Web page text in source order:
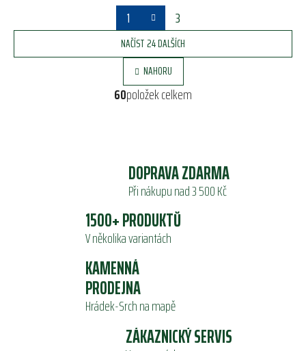
O
v
l
á
í
p
r
v
k
y
i
s
u
NAČÍST 24 DALŠÍCH
S
r
n
o
v
1 3
60položek celkem
NAHORU
DOPRAVA ZDARMA
Při nákupu nad 3 500 Kč
1500+ PRODUKTŮ
V několika variantách
KAMENNÁ
PRODEJNA
Hrádek-Srch na mapě
ZÁKAZNICKÝ SERVIS